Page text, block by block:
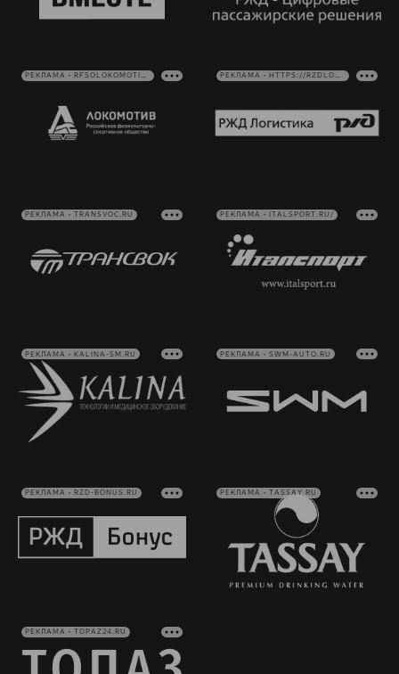
РЕКЛАМА • RFSOLOKOMOTIV.RU РЕКЛАМА • HTTPS://RZDLOG.RU/
РЕКЛАМА • TRANSVOC.RU РЕКЛАМА • ITALSPORT.RU/
РЕКЛАМА • KALINA-SM.RU РЕКЛАМА • SWM-AUTO.RU
РЕКЛАМА • RZD-BONUS.RU РЕКЛАМА • TASSAY.RU
РЕКЛАМА • TOPAZ24.RU